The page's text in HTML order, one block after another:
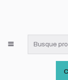
¡RECIBE HOY!
Inicio
Persea Palto